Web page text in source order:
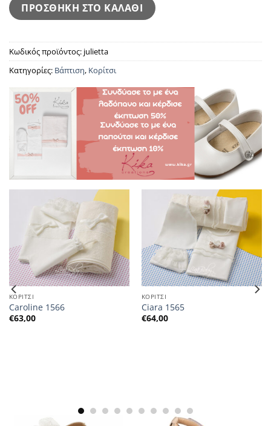
ΠΡΟΣΘΗΚΗ ΣΤΟ ΚΑΛΑΘΙ
Κωδικός προϊόντος: julietta
Κατηγορίες: Βάπτιση, Κορίτσι
ΚΟΡΙΤΣΙ
Caroline 1566
€63,00
ΚΟΡΙΤΣΙ
Ciara 1565
€64,00